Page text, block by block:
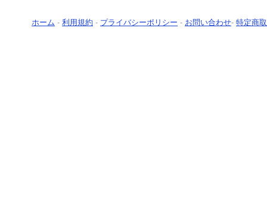
ホーム - 利用規約 - プライバシーポリシー - お問い合わせ- 特定商